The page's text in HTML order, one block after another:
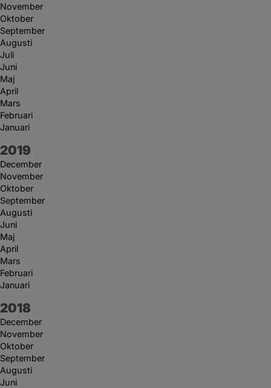
November
Oktober
September
Augusti
Juli
Juni
Maj
April
Mars
Februari
Januari
År:
2019
December
November
Oktober
September
Augusti
Juni
Maj
April
Mars
Februari
Januari
År:
2018
December
November
Oktober
September
Augusti
Juni